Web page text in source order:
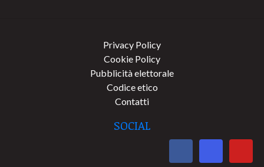
Privacy Policy
Cookie Policy
Pubblicità elettorale
Codice etico
Contatti
SOCIAL